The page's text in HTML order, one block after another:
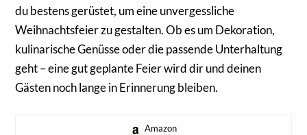
du bestens gerüstet, um eine unvergessliche
Weihnachtsfeier zu gestalten. Ob es um Dekoration,
kulinarische Genüsse oder die passende Unterhaltung
geht – eine gut geplante Feier wird dir und deinen
Gästen noch lange in Erinnerung bleiben.
Amazon